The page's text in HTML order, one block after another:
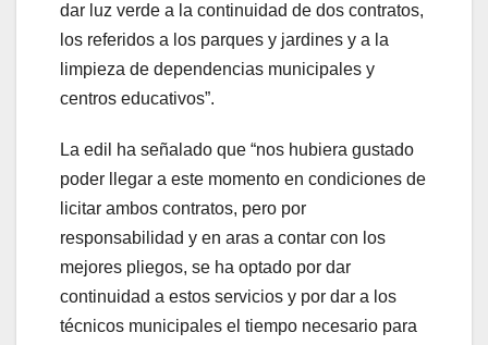
dar luz verde a la continuidad de dos contratos,
los referidos a los parques y jardines y a la
limpieza de dependencias municipales y
centros educativos”.
La edil ha señalado que “nos hubiera gustado
poder llegar a este momento en condiciones de
licitar ambos contratos, pero por
responsabilidad y en aras a contar con los
mejores pliegos, se ha optado por dar
continuidad a estos servicios y por dar a los
técnicos municipales el tiempo necesario para